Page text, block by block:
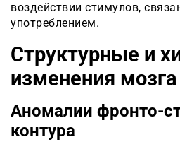
воздействии стимулов,
употреблением.
Структурные и
изменения мозга
Аномалии фронто-
контура